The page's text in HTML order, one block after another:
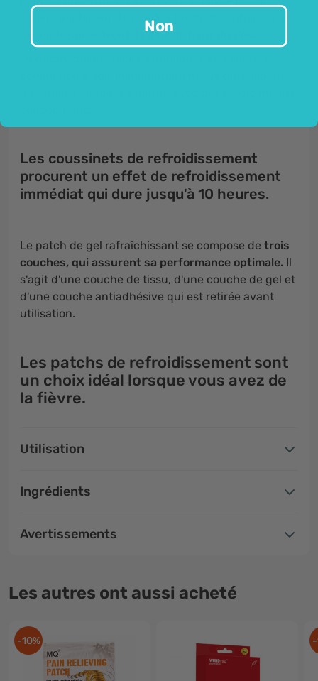
Coller simplement le patch à l'endroit souhaité, par
sur le front, la joue, le haut du dos
Les coussinets de refroidissement
procurent un effet de refroidissement
immédiat qui dure jusqu'à 10 heures.
Le patch de gel rafraîchissant se compose de trois
couches, qui assurent sa performance optimale. Il
s'agit d'une couche de tissu, d'une couche de gel et
d'une couche antiadhésive qui est retirée avant
utilisation.
Les patchs de refroidissement sont
un choix idéal lorsque vous avez de
la fièvre.
Utilisation
Ingrédients
Avertissements
Les autres ont aussi acheté
-10%
Non